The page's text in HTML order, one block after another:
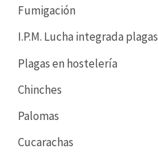
Fumigación
I.P.M. Lucha integrada plagas
Plagas en hostelería
Chinches
Palomas
Cucarachas